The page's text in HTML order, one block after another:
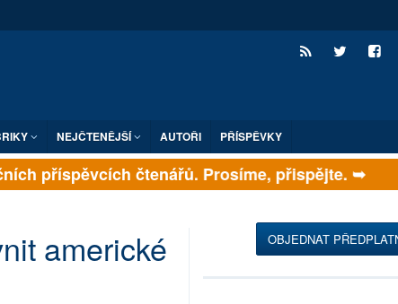
NEJČTENĚJŠÍ AUTOŘI PŘÍSPĚVKY
příspěvcích čtenářů. Prosíme, přispějte. ➥
americké OBJEDNAT